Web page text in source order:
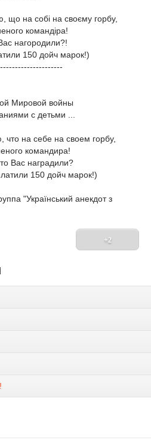
що на собі на своєму горбу,
командіра!
нагородили?!
150 дойч марок!)
Мировой войны
с детьми ...
на себе на своем горбу,
командира!
Вас наградили?
150 дойч марок!)
"Український анекдот з
+2